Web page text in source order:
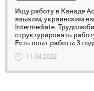
Ищу работу в Канаде
языком, украинским
Intermediate.
структурировать
Есть опыт работы 3
11.04.2022